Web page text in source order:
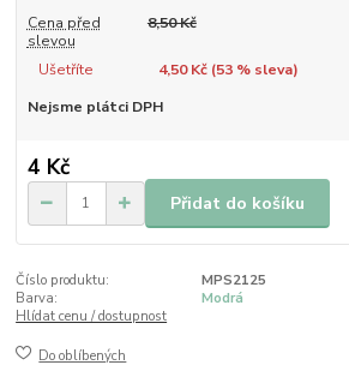
Cena před
slevou
8,50 Kč
Ušetříte 4,50 Kč (53% sleva)
Nejsme plátci DPH
4 Kč
Přidat do košíku
Číslo produktu:
MPS2125
Barva:
Modrá
Hlídat cenu / dostupnost
Do oblíbených